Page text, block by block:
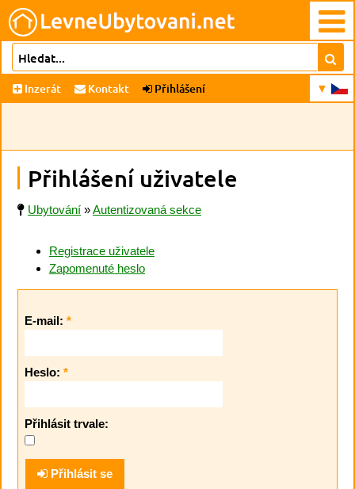
Inzerát Kontakt Přihlášení
Přihlášení uživatele
Ubytování »Autentizovaná sekce
Registrace uživatele
Zapomenuté heslo
E-mail: *
Heslo: *
Přihlásit trvale:
Přihlásit se